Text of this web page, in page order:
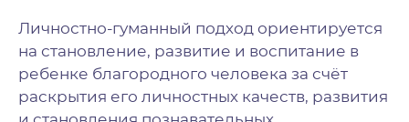
Личностно-гуманный подход ориентируется
на становление, развитие и воспитание в
ребенке благородного человека за счёт
раскрытия его личностных качеств, развития